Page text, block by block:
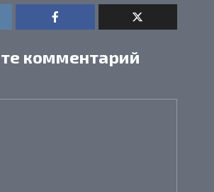
комментарий